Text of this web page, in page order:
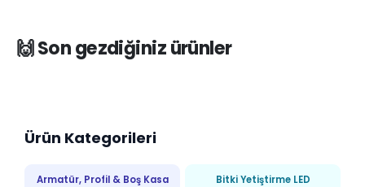
🙌 Son gezdiğiniz ürünler
Ürün Kategorileri
Armatür, Profil & Boş Kasa Bitki Yetiştirme LED